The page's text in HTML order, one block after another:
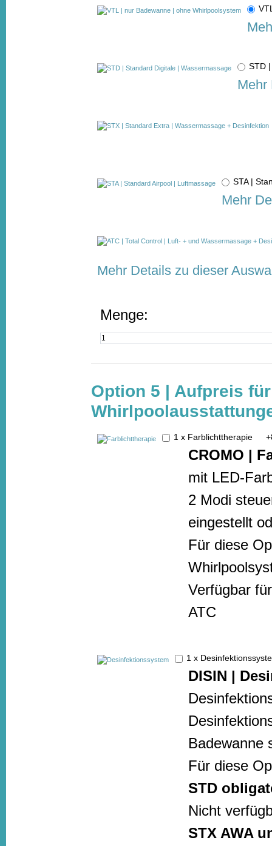
STD
Mehr
STA |
Mehr
Mehr Details zu dieser
Menge:
Option 5 | Aufpreis
1 x Farblichttherapie +
CROMO |
mit LED-
2 Modi
eingestellt
Für diese
Verfügbar
ATC
1 x
DISIN |
Badewanne
Für diese
STD
Nicht
STX AWA